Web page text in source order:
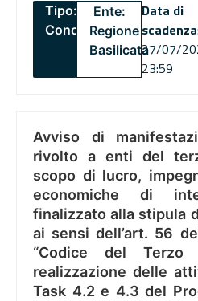
Tipo:
Concorsi
Ente:
Regione
Basilicata
Data di
scadenza:
27/07/
23:59
Avviso di
rivolto a enti del
scopo di lucro,
economiche di
finalizzato alla stipula
ai sensi dell’art. 56
“Codice del
realizzazione delle
Task 4.2 e 4.3 del